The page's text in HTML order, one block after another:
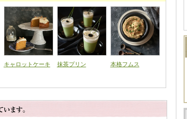
キャロットケーキ 抹茶プリン 本格フムス